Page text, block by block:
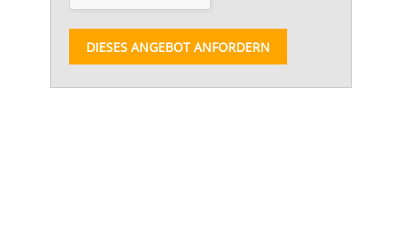
DIESES ANGEBOT ANFORDERN